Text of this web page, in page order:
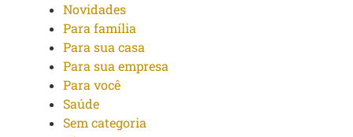
Novidades
Para família
Para sua casa
Para sua empresa
Para você
Saúde
Sem categoria